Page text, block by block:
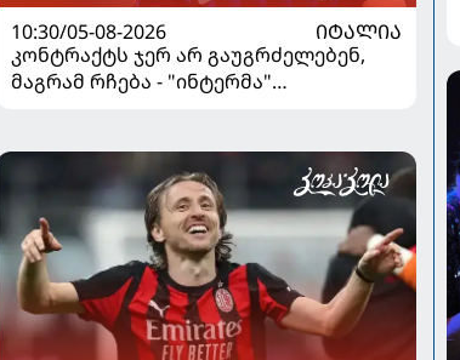
10:30/05-08-2026
ᲘᲢᲐᲚᲘᲐ
კონტრაქტს ჯერ არ გაუგრძელებენ,
მაგრამ რჩება - "ინტერმა"